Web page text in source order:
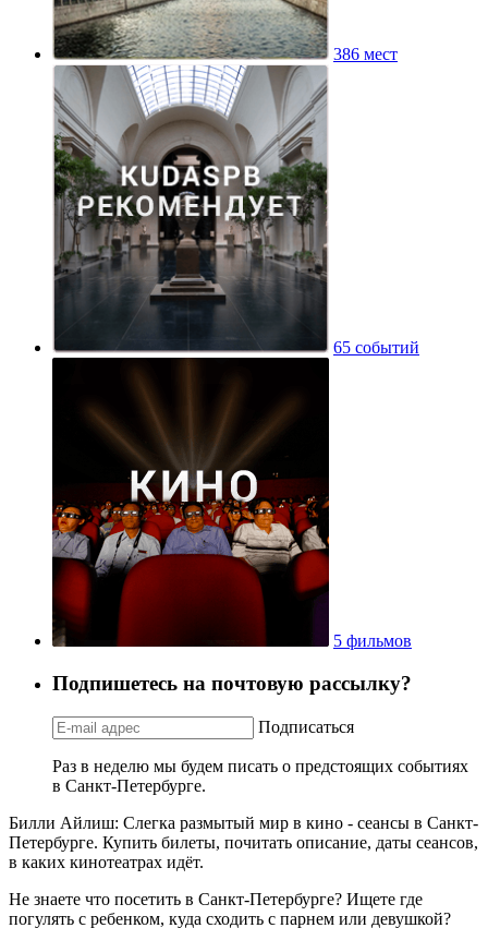
386 мест
65 событий
5 фильмов
Подпишетесь на почтовую рассылку?
Подписаться
Раз в неделю мы будем писать о предстоящих событиях
в Санкт-Петербурге.
Билли Айлиш: Слегка размытый мир в кино - сеансы в Санкт-
Петербурге. Купить билеты, почитать описание, даты сеансов,
в каких кинотеатрах идёт.
Не знаете что посетить в Санкт-Петербурге? Ищете где
погулять с ребенком, куда сходить с парнем или девушкой?